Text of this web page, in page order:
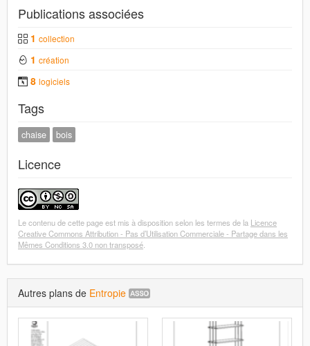
Publications associées
1 collection
1 création
8 logiciels
Tags
chaise bois
Licence
Le contenu de cette page est mis à disposition selon les termes de la Licence
Creative Commons Attribution - Pas d’Utilisation Commerciale - Partage dans les
Mêmes Conditions 3.0 non transposé
Autres plans de Entropie